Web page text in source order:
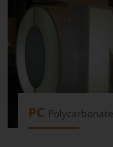
PC Polycarbonate